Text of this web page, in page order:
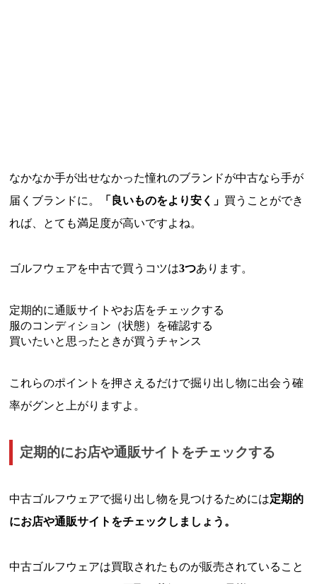
なかなか手が出せなかった憧れのブランドが中古なら手が
届くブランドに。
「良いものをより安く」 買うことができ
れば、とても満足度が高いですよね。
ゴルフウェアを中古で買うコツは3つあります。
定期的に通販サイトやお店をチェックする
服のコンディション（状態）を確認する
買いたいと思ったときが買うチャンス
これらのポイントを押さえるだけで掘り出し物に出会う確
率がグンと上がりますよ。
定期的にお店や通販サイトをチェックする
中古ゴルフウェアで掘り出し物を見つけるためには定期的
にお店や通販サイトをチェックしましょう。
中古ゴルフウェアは買取されたものが販売されていること